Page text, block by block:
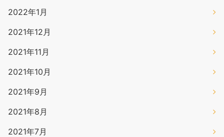
2022年1月
2021年12月
2021年11月
2021年10月
2021年9月
2021年8月
2021年7月